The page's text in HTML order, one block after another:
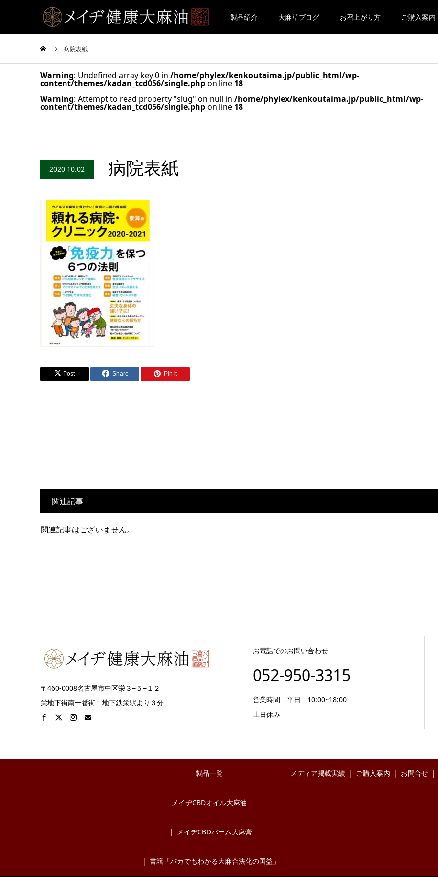
製品紹介 大麻草ブログ お召上がり方 ご購入案内
病院表紙
Warning: Undefined array key 0 in /home/phylex/kenkoutaima.jp/public_html/wp-
content/themes/kadan_tcd056/single.phpon line 18
Warning: Attempt to read property "slug" on null in /home/phylex/kenkoutaima.jp/public_html/wp-
content/themes/kadan_tcd056/single.phpon line 18
2020.10.02 病院表紙
Post Share Pin it
関連記事
関連記事はございません。
〒460-0008名古屋市中区栄３−５−１２
栄地下街南一番街 地下鉄栄駅より３分
お電話でのお問い合わせ
052-950-3315
営業時間 平日 10:00~18:00
土日休み
製品一覧
メイヂCBDオイル大麻油
メイヂCBDバーム大麻膏
書籍「バカでもわかる大麻合法化の国益」
メディア掲載実績 ご購入案内 お問合せ